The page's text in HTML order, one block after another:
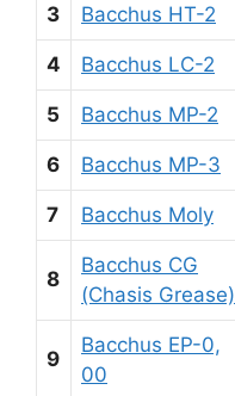
3 Bacchus HT-2
4 Bacchus LC-2
5 Bacchus MP-2
6 Bacchus MP-3
7 Bacchus Moly
8
Bacchus CG
(Chasis Grease)
9
Bacchus EP-0,
00